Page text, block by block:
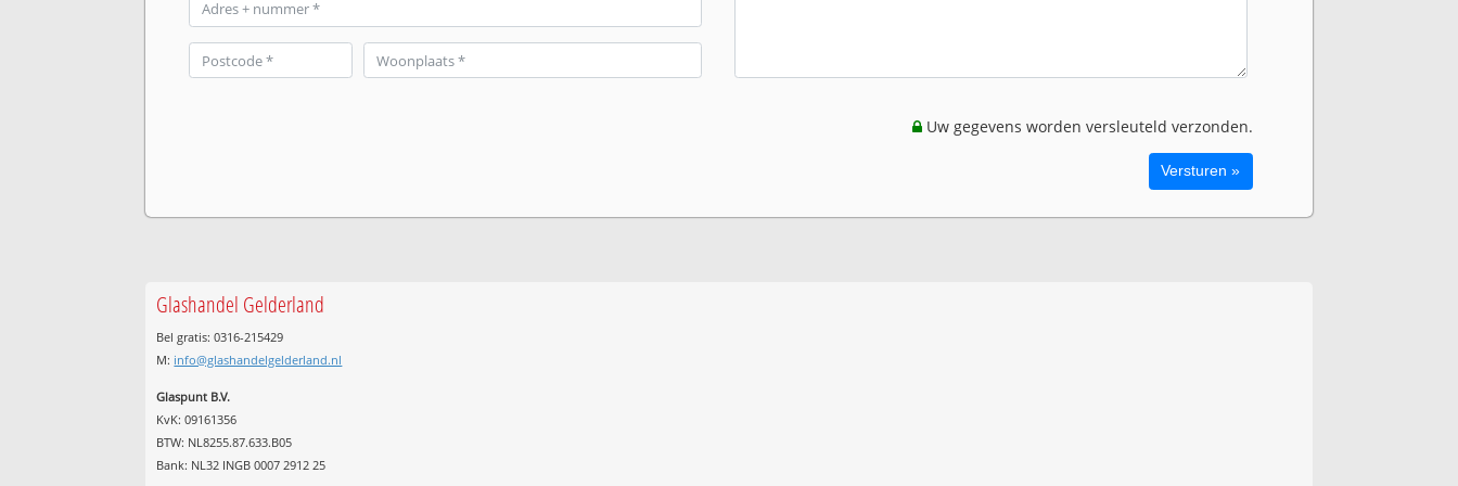
Uw gegevens worden versleuteld verzonden.
Glashandel Gelderland
Bel gratis: 0316-215429
M: info@glashandelgelderland.nl
Glaspunt B.V.
KvK: 09161356
BTW: NL8255.87.633.B05
Bank: NL32 INGB 0007 2912 25